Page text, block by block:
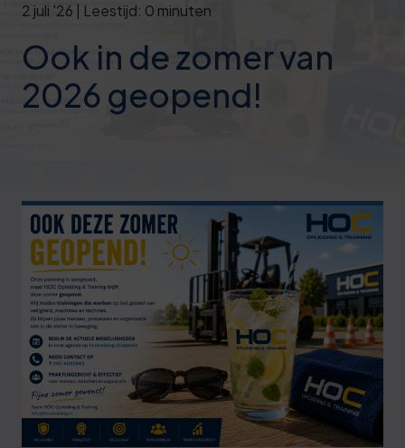
2 juli '26 | Leestijd: 0 minuten
Ook in de zomer van
2026 geopend!
Je naam
ervaring.
Verzend beoordeling